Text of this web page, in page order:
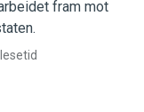
fram mot